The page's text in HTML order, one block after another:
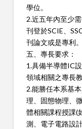
學位。
2.近五年內至少
刊登於SCIE、
刊論文或是專利。
五、專長要求：
1.具備半導體IC
領域相關之專長教
2.能勝任本系基
理、固態物理、
體相關課程授課(
測、電子電路設